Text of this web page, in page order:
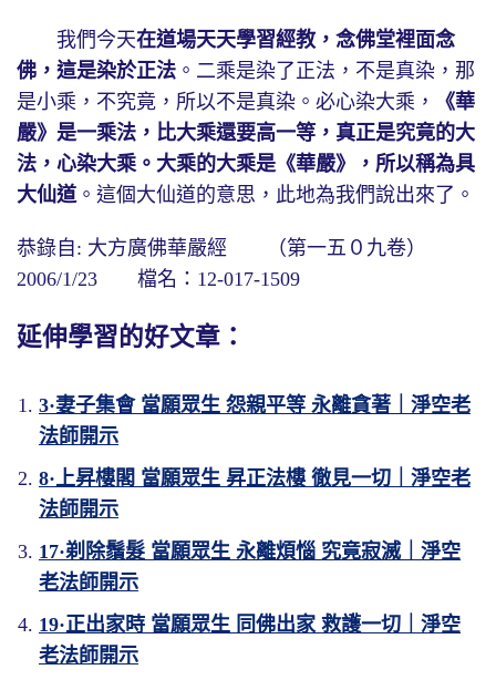
我們今天在道場天天學習經教，念佛堂裡面念
佛，這是染於正法 。二乘是染了正法，不是真染，那
是小乘，不究竟，所以不是真染。必心染大乘，
《華
嚴》是一乘法，比大乘還要高一等，真正是究竟的大
法，心染大乘。大乘的大乘是《華嚴》，所以稱為具
大仙道。這個大仙道的意思，此地為我們說出來了。
恭錄自: 大方廣佛華嚴經 （第一五０九卷）
2006/1/23 檔名：12-017-1509
延伸學習的好文章：
3·妻子集會 當願眾生 怨親平等 永離貪著｜淨空老
法師開示
8·上昇樓閣 當願眾生 昇正法樓 徹見一切｜淨空老
法師開示
17·剃除鬚髮 當願眾生 永離煩惱 究竟寂滅｜淨空
老法師開示
19·正出家時 當願眾生 同佛出家 救護一切｜淨空
老法師開示